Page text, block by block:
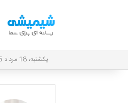
یکشنبه، 18 مرداد 1405